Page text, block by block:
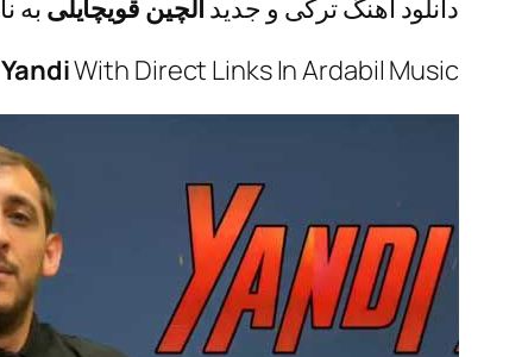
دانلود آهنگ ترکی و جدید الچین قویچایلیبه
With Direct Links In Ardabil Music